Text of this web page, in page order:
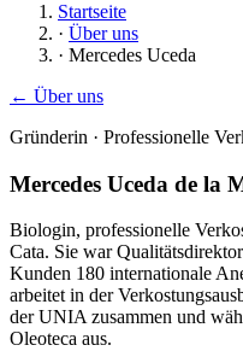
Startseite
· Über uns
· Mercedes Uceda
← Über uns
Gründerin · Professionelle
Mercedes Uceda de la
Biologin, professionelle
Cata. Sie war
Kunden 180 internationale
arbeitet in der
der UNIA zusammen und
Oleoteca aus.